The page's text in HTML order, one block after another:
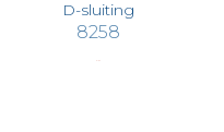
D-sluiting
8258